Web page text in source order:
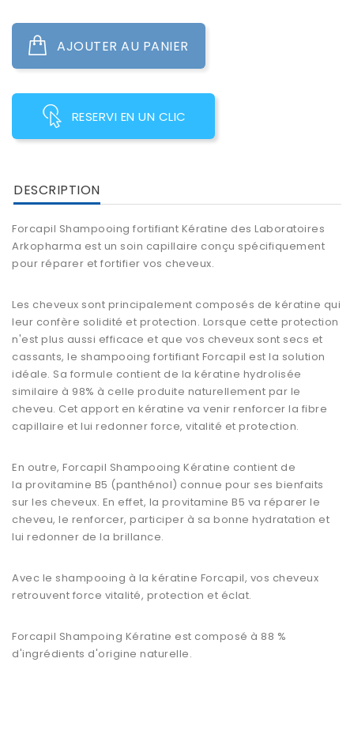
AJOUTER AU PANIER
RESERVI EN UN CLIC
DESCRIPTION
Forcapil Shampooing fortifiant Kératine des Laboratoires
Arkopharma est un soin capillaire conçu spécifiquement
pour réparer et fortifier vos cheveux.
Les cheveux sont principalement composés de kératine qui
leur confère solidité et protection. Lorsque cette protection
n'est plus aussi efficace et que vos cheveux sont secs et
cassants, le shampooing fortifiant Forcapil est la solution
idéale. Sa formule contient de la kératine hydrolisée
similaire à 98% à celle produite naturellement par le
cheveu. Cet apport en kératine va venir renforcer la fibre
capillaire et lui redonner force, vitalité et protection.
En outre, Forcapil Shampooing Kératine contient de
la provitamine B5 (panthénol) connue pour ses bienfaits
sur les cheveux. En effet, la provitamine B5 va réparer le
cheveu, le renforcer, participer à sa bonne hydratation et
lui redonner de la brillance.
Avec le shampooing à la kératine Forcapil, vos cheveux
retrouvent force vitalité, protection et éclat.
Forcapil Shampoing Kératine est composé à 88 %
d'ingrédients d'origine naturelle.